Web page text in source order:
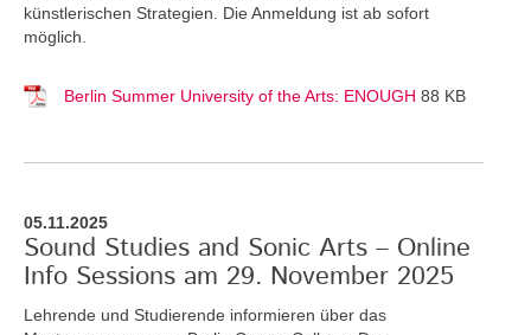
künstlerischen Strategien. Die Anmeldung ist ab sofort
möglich.
Berlin Summer University of the Arts: ENOUGH 88 KB
05.11.2025
Sound Studies and Sonic Arts – Online
Info Sessions am 29. November 2025
Lehrende und Studierende informieren über das